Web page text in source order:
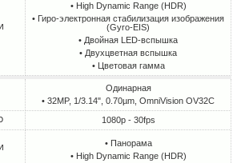
• High Dynamic Range (HDR)
• Гиро-электронная стабилизация изображения
(Gyro-EIS)
• Двойная LED-вспышка
• Двухцветная вспышка
• Цветовая гамма
Одинарная
• 32MP, 1/3.14", 0.70µm, OmniVision OV32C
1080p - 30fps
• Панорама
• High Dynamic Range (HDR)